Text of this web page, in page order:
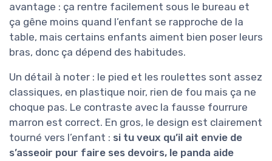
avantage : ça rentre facilement sous le bureau et
ça gêne moins quand l’enfant se rapproche de la
table, mais certains enfants aiment bien poser leurs
bras, donc ça dépend des habitudes.
Un détail à noter : le pied et les roulettes sont assez
classiques, en plastique noir, rien de fou mais ça ne
choque pas. Le contraste avec la fausse fourrure
marron est correct. En gros, le design est clairement
tourné vers l’enfant : si tu veux qu’il ait envie de
s’asseoir pour faire ses devoirs, le panda aide